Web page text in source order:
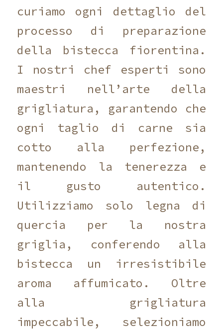
curiamo ogni dettaglio del
processo di preparazione
della bistecca fiorentina.
I nostri chef esperti sono
maestri nell’arte della
grigliatura, garantendo che
ogni taglio di carne sia
cotto alla perfezione,
mantenendo la tenerezza e
il gusto autentico.
Utilizziamo solo legna di
quercia per la nostra
griglia, conferendo alla
bistecca un irresistibile
aroma affumicato. Oltre
alla grigliatura
impeccabile, selezioniamo